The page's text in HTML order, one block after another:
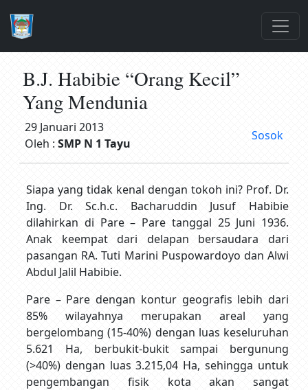
B.J. Habibie “Orang Kecil”
Yang Mendunia
29 Januari 2013
Oleh : SMP N 1 Tayu
Sosok
Siapa yang tidak kenal dengan tokoh ini? Prof. Dr.
Ing. Dr. Sc.h.c. Bacharuddin Jusuf Habibie
dilahirkan di Pare – Pare tanggal 25 Juni 1936.
Anak keempat dari delapan bersaudara dari
pasangan RA. Tuti Marini Puspowardoyo dan Alwi
Abdul Jalil Habibie.
Pare – Pare dengan kontur geografis lebih dari
85% wilayahnya merupakan areal yang
bergelombang (15-40%) dengan luas keseluruhan
5.621 Ha, berbukit-bukit sampai bergunung
(>40%) dengan luas 3.215,04 Ha, sehingga untuk
pengembangan fisik kota akan sangat